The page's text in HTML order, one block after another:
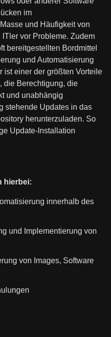
im
und Häufigkeit von
vor Probleme. Zudem
bereitgestellten Bordmittel
und Automatisierung
ist einer der größten Vorteile
die Berechtigung, die
und unabhängig
stehende Updates in das
herunterzuladen. So
Update-Installation
hierbei:
innerhalb des
und Implementierung von
von Images, Software